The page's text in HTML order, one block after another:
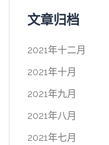
文章归档
2021年十二月
2021年十月
2021年九月
2021年八月
2021年七月